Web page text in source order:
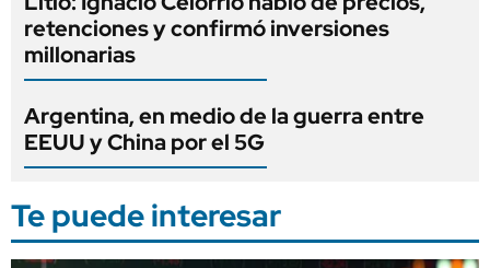
retenciones y confirmó inversiones
millonarias
Argentina, en medio de la guerra entre
EEUU y China por el 5G
Te puede interesar